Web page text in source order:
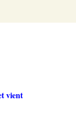
de sites
vient